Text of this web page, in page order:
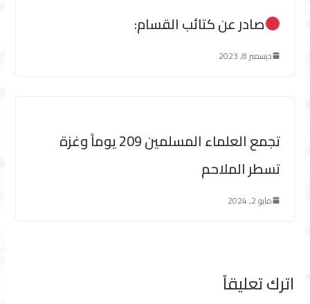
صادر عن كتائب القسام:
ديسمبر 8, 2023
تجمع العلماء المسلمين 209 يوماً وغزة
تسطر الملاحم
مايو 2, 2024
اترك تعليقاً